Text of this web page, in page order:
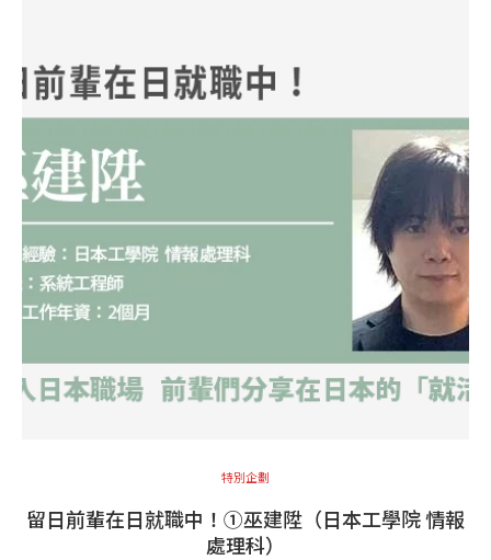
特別企劃
留日前輩在日就職中！①巫建陞（日本工學院 情報
處理科）